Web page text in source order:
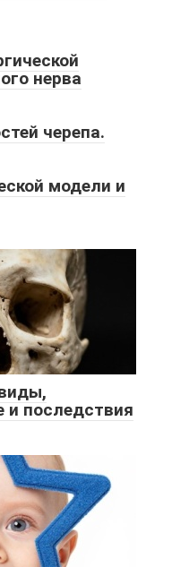
нерва
черепа.
модели и
и последствия